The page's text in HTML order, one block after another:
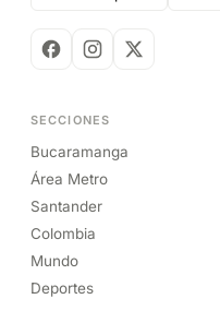
SECCIONES
Bucaramanga
Área Metro
Santander
Colombia
Mundo
Deportes